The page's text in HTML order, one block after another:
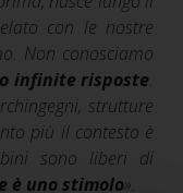
con le nostre
Non conosciamo
infinite risposte.
strutture
più il contesto è
sono liberi di
è uno stimolo».